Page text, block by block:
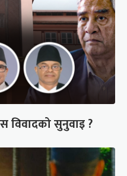
विवादको सुनुवाइ ?